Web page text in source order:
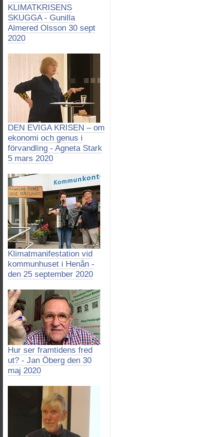
KLIMATKRISENS
SKUGGA - Gunilla
Almered Olsson 30 sept
2020
DEN EVIGA KRISEN – om
ekonomi och genus i
förvandling - Agneta Stark
5 mars 2020
Klimatmanifestation vid
kommunhuset i Henån -
den 25 september 2020
Hur ser framtidens fred
ut? - Jan Öberg den 30
maj 2020